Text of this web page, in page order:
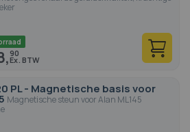
90
PL - Magnetische basis voor
Magnetische steun voor Alan ML145